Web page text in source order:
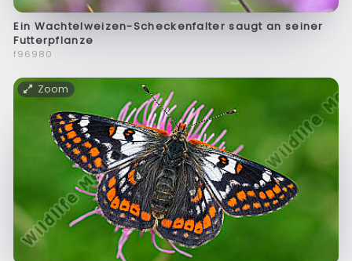
Ein Wachtelweizen-Scheckenfalter saugt an seiner
Futterpflanze
f96980
Zoom